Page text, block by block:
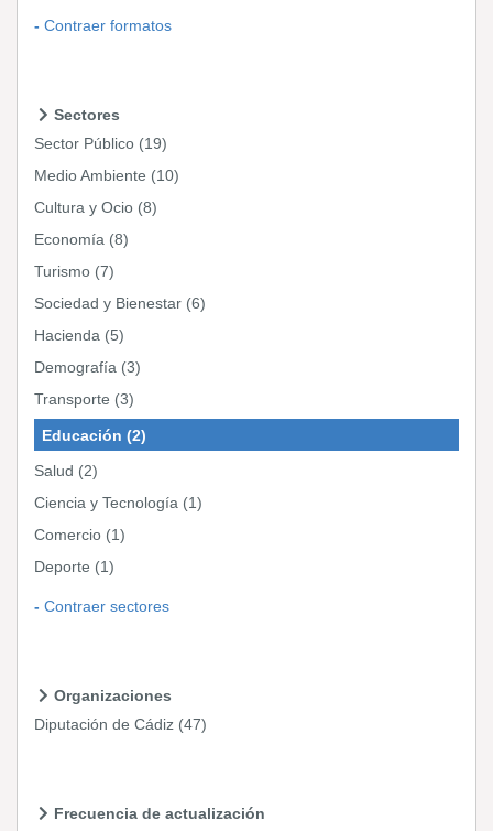
Contraer formatos
Sectores
Sector Público (19)
Medio Ambiente (10)
Cultura y Ocio (8)
Economía (8)
Turismo (7)
Sociedad y Bienestar (6)
Hacienda (5)
Demografía (3)
Transporte (3)
Educación (2)
Salud (2)
Ciencia y Tecnología (1)
Comercio (1)
Deporte (1)
Contraer sectores
Organizaciones
Diputación de Cádiz (47)
Frecuencia de actualización